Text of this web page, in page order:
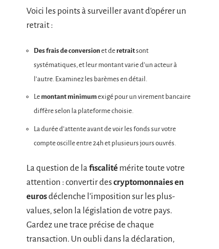
Voici les points à surveiller avant d’opérer un
retrait :
Des frais de conversion et de retraitsont
systématiques, et leur montant varie d’un acteur à
l’autre. Examinez les barèmes en détail.
Le montant minimumexigé pour un virement bancaire
diffère selon la plateforme choisie.
La durée d’attente avant de voir les fonds sur votre
compte oscille entre 24h et plusieurs jours ouvrés.
La question de la fiscalité mérite toute votre
attention : convertir descryptomonnaies en
eurosdéclenche l’imposition sur les plus-
values, selon la législation de votre pays.
Gardez une trace précise de chaque
transaction. Un oubli dans la déclaration,